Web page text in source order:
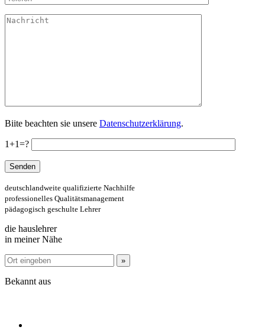
Biite beachten sie unsere Datenschutzerklärung.
1+1=?
deutschlandweite qualifizierte Nachhilfe
professionelles Qualitätsmanagement
pädagogisch geschulte Lehrer
die hauslehrer
in meiner Nähe
Bekannt aus